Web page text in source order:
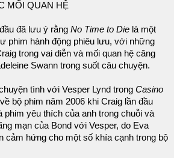
MỐI QUAN HỆ
đã lưu ý rằng No Time to Die là một
phim hành động phiêu lưu, với những
trong vai diễn và mối quan hệ căng
Swann trong suốt câu chuyện.
tình với Vesper Lynd trong Casino
bộ phim năm 2006 khi Craig lần đầu
phim yêu thích của anh trong chuỗi và
mạn của Bond với Vesper, do Eva
cảm hứng cho một số khía cạnh trong bộ